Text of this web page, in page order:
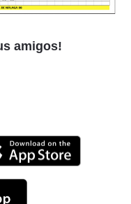
amigos!